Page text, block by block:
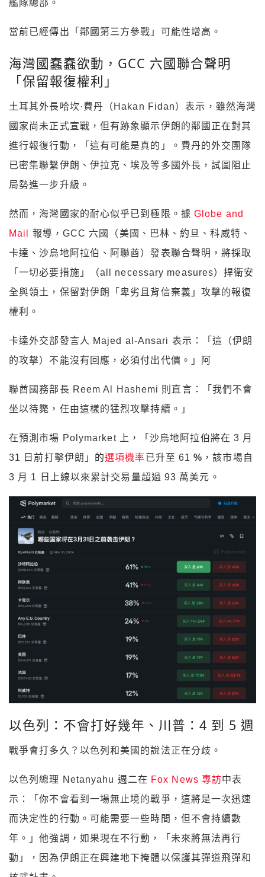
艦隊總部。
當前已經傳出「鄰國第三方參戰」可能性增高。
海灣國蠢蠢欲動，GCC 六國聯合聲明
「保留報復權利」
土耳其外長哈坎·費丹（Hakan Fidan）表示，雖然海灣
國家尚未正式宣戰，但有跡象顯示伊朗的鄰國正在對其
進行報復行動，「這有可能是真的」。費丹的外交團隊
已密集聯繫伊朗、伊拉克、埃及等多國外長，試圖阻止
局勢進一步升級。
然而，海灣國家的耐心似乎已到極限。據 Globe and
Mail
報導，GCC 六國（美國、巴林、約旦、科威特、
卡達、沙烏地阿拉伯、阿聯酋）發表聯合聲明，將採取
「一切必要措施」（all necessary measures）捍衛安
全與領土，保留對伊朗「卑劣且背信棄義」攻擊的報復
權利。
卡達外交部發言人 Majed al-Ansari 表示：「這（伊朗
的攻擊）不能沒有回應，必須付出代價。」阿
聯酋國務部長 Reem Al Hashemi 則直言：「我們不會
坐以待斃，任由這樣的猛烈攻擊持續。」
在預測市場 Polymarket 上，「沙烏地阿拉伯將在 3 月
31 日前打擊伊朗」的選項機率 已升至 61% ，該市場自
3 月 1 日上線以來累計交易量超過 93 萬美元。
以色列：不會打好幾年、川普：4 到 5 週
戰爭會打多久？以色列和美國的說法正在分歧。
以色列總理 Netanyahu 週二在 Fox News 專訪中表
示：「你不會看到一場無止境的戰爭，這將是一次迅速
而決定性的行動。可能需要一些時間，但不會持續數
年。」他強調，如果現在不行動，「未來將無法再行
動」，因為伊朗正在興建地下掩體以保護其彈道飛彈和